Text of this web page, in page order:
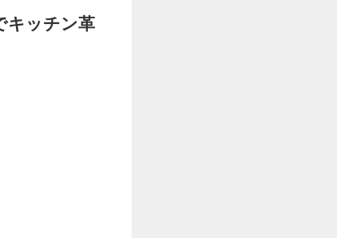
キッチン革